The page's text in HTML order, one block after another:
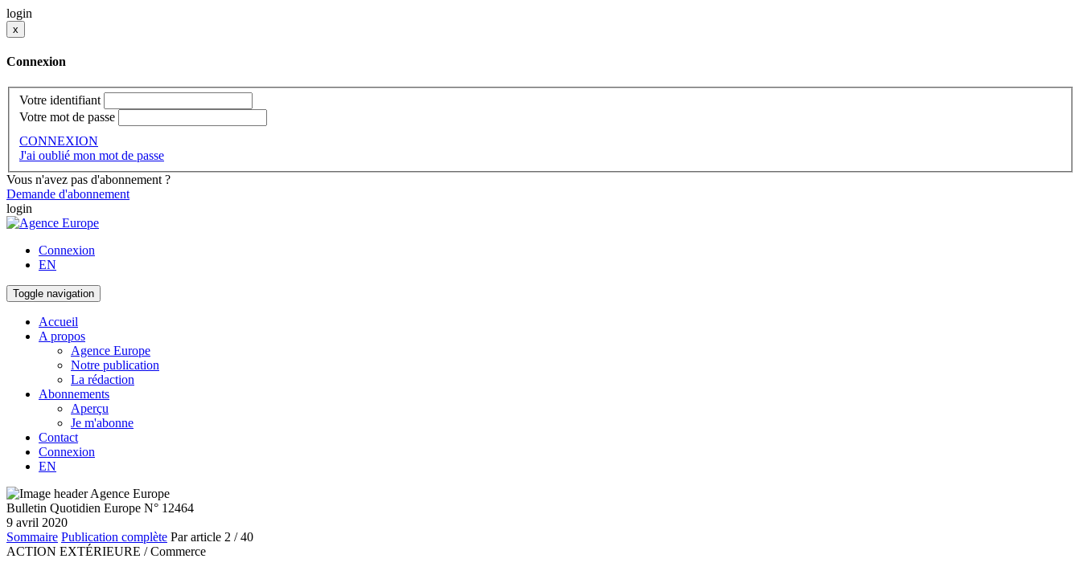
login
x
Connexion
Votre identifiant
Votre mot de passe
CONNEXION
J'ai oublié mon mot de passe
Vous n'avez pas d'abonnement ?
Demande d'abonnement
login
Connexion
EN
Toggle navigation
Accueil
A propos
Agence Europe
Notre publication
La rédaction
Abonnements
Aperçu
Je m'abonne
Contact
Connexion
EN
Bulletin Quotidien Europe N° 12464
9 avril 2020
Sommaire Publication complète Par article 2 / 40
ACTION EXTÉRIEURE / Commerce